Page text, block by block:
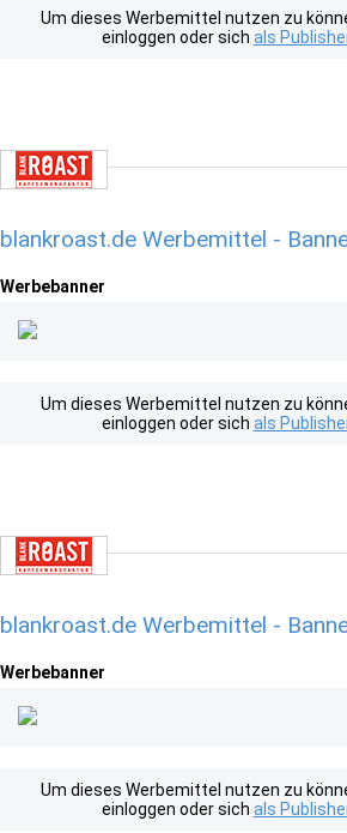
Um dieses Werbemittel nutzen zu
einloggen oder sich als
blankroast.de Werbemittel -
Werbebanner
Um dieses Werbemittel nutzen zu
einloggen oder sich als
blankroast.de Werbemittel -
Werbebanner
Um dieses Werbemittel nutzen zu
einloggen oder sich als